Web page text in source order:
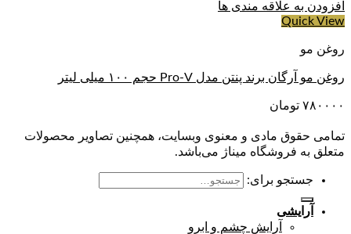
افزودن به علاقه مندی ها
Quick View
روغن مو
روغن مو آرگان برند پنتن مدل Pro-V حجم ۱۰۰ میلی لیتر
۷۸۰۰۰۰ تومان
تمامی حقوق مادی و معنوی وبسایت، همچنین تصاویر محصولات
متعلق به فروشگاه میناژ می‌باشد.
جستجو برای:
آرایشی
آرایش چشم و ابرو